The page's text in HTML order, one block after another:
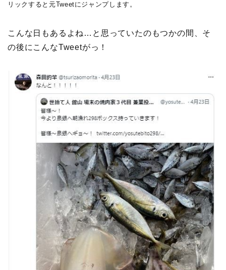
リックすると元Tweetにジャンプします。
こんな日もあるよね…と思っていたのもつかの間、そ
の後にこんなTweetがっ！